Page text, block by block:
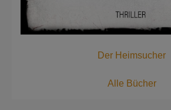
Der Heimsucher
Alle Bücher